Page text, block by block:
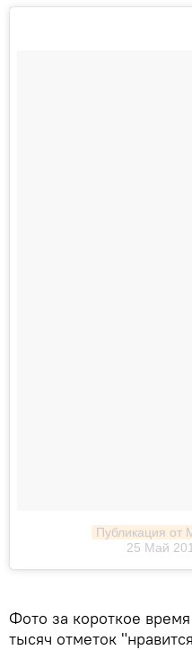
Публикация от
25 Май
Фото за короткое
тысяч отметок